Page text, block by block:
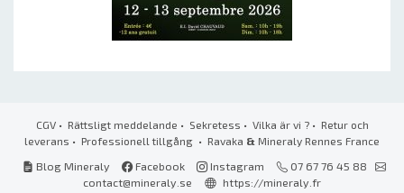
CGV• Rättsligt meddelande • Sekretess • Vilka är vi ?• Retur och
leverans • Professionell tillgång • Ravaka & Mineraly Rennes France
Blog Mineraly
Facebook Instagram
07 67 76 45 88
contact@mineraly.se
https://mineraly.fr